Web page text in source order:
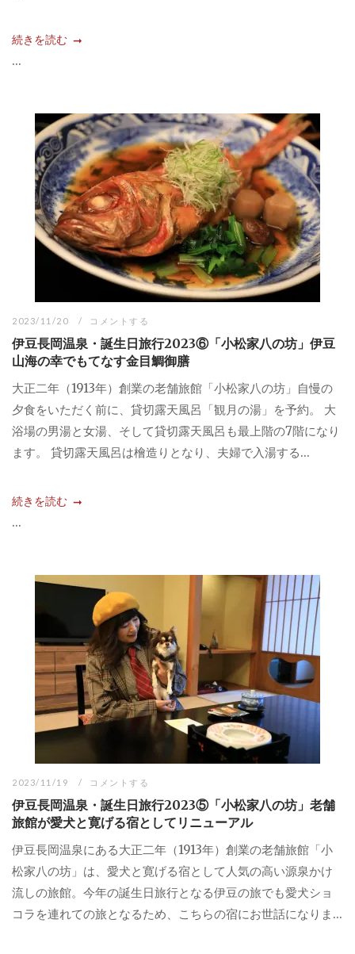
続きを読む
...
2023/11/20 コメントする
伊豆長岡温泉・誕生日旅行2023⑥「小松家八の坊」伊豆
山海の幸でもてなす金目鯛御膳
大正二年（1913年）創業の老舗旅館「小松家八の坊」自慢の
夕食をいただく前に、貸切露天風呂「観月の湯」を予約。 大
浴場の男湯と女湯、そして貸切露天風呂も最上階の7階になり
ます。 貸切露天風呂は檜造りとなり、夫婦で入湯する...
続きを読む
...
2023/11/19 コメントする
伊豆長岡温泉・誕生日旅行2023⑤「小松家八の坊」老舗
旅館が愛犬と寛げる宿としてリニューアル
伊豆長岡温泉にある大正二年（1913年）創業の老舗旅館「小
松家八の坊」は、愛犬と寛げる宿として人気の高い源泉かけ
流しの旅館。今年の誕生日旅行となる伊豆の旅でも愛犬ショ
コラを連れての旅となるため、こちらの宿にお世話になりま...